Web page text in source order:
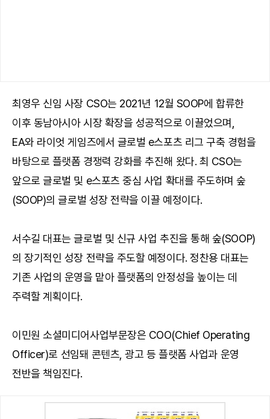
최영우 신임 사장 CSO는 2021년 12월 SOOP에 합류한
이후 동남아시아 시장 확장을 성공적으로 이끌었으며,
EA와 라이엇 게임즈에서 글로벌 e스포츠 리그 구축 경험을
바탕으로 플랫폼 경쟁력 강화를 추진해 왔다. 최 CSO는
앞으로 글로벌 및 e스포츠 중심 사업 확대를 주도하며 숲
(SOOP)의 글로벌 성장 전략을 이끌 예정이다.
서수길 대표는 글로벌 및 신규 사업 추진을 통해 숲(SOOP)
의 장기적인 성장 전략을 주도할 예정이다. 정찬용 대표는
기존 사업의 운영을 맡아 플랫폼의 안정성을 높이는 데
주력할 계획이다.
이민원 소셜미디어사업부문장은 COO(Chief Operating
Officer)로 선임돼 콘텐츠, 광고 등 플랫폼 사업과 운영
전반을 책임진다.